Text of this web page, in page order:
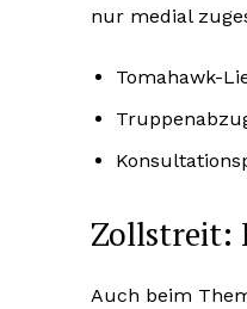
nur medial
Tomahawk-
Zollstreit:
Auch beim